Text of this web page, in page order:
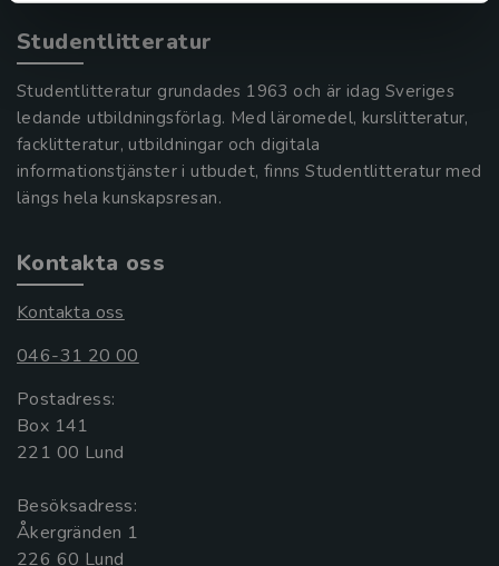
Studentlitteratur
Studentlitteratur grundades 1963 och är idag Sveriges
ledande utbildningsförlag. Med läromedel, kurslitteratur,
facklitteratur, utbildningar och digitala
informationstjänster i utbudet, finns Studentlitteratur med
längs hela kunskapsresan.
Kontakta oss
Kontakta oss
046-31 20 00
Postadress:
Box 141
221 00 Lund
Besöksadress:
Åkergränden 1